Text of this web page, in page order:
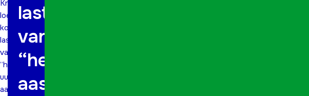
Kriisa
loeng
kooliealiste
laste
vanematele
“head
uut
aastat”
laste
vanematele
“head uut
aastat”